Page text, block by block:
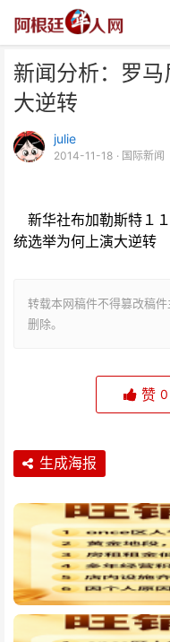
新闻分析：罗
大逆转
julie
2014-11-18 · 国际新闻
新华社布加勒斯特１
统选举为何上演大逆转
转载本网稿件不得篡改稿
删除。
上演大逆转
赞 0
生成海报